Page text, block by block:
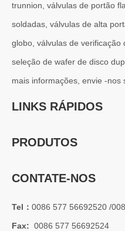
trunnion, válvulas de portão
soldadas, válvulas de alta
globo, válvulas de verificação
seleção de wafer de disco
mais informações, envie -nos
LINKS RÁPIDOS
PRODUTOS
CONTATE-NOS
Tel： 0086 577 56692520 /
Fax: 0086 577 56692524